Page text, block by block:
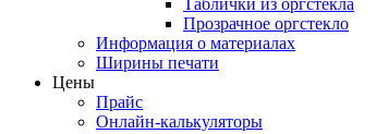
Таблички из оргстекла
Прозрачное оргстекло
Информация о материалах
Ширины печати
Цены
Прайс
Онлайн-калькуляторы